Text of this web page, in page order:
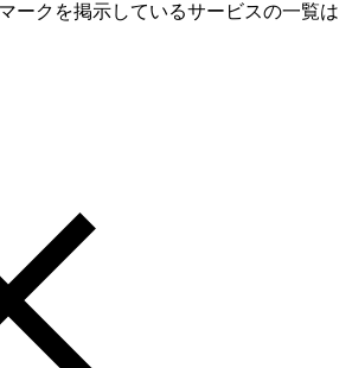
ークを掲示しているサービスの一覧は